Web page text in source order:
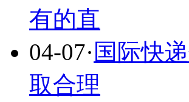
有的直
04-07· 国际快
取合理